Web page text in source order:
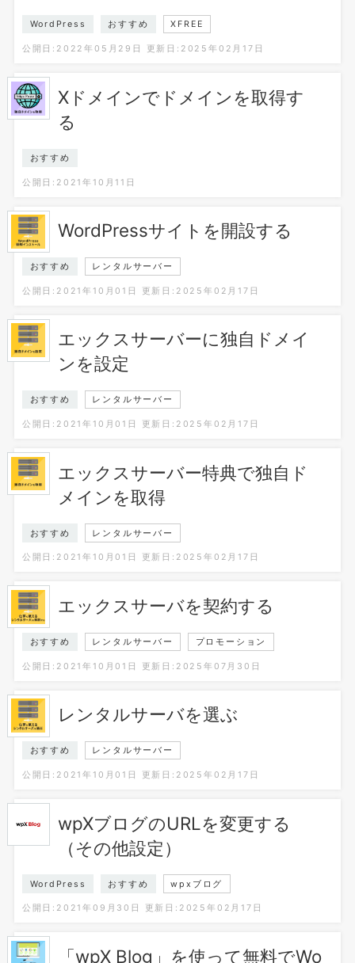
WordPress おすすめ XFREE
公開日:2022年05月29日 更新日:2025年02月17日
Xドメインでドメインを取得す
る
おすすめ
公開日:2021年10月11日
WordPressサイトを開設する
おすすめ レンタルサーバー
公開日:2021年10月01日 更新日:2025年02月17日
エックスサーバーに独自ドメイ
ンを設定
おすすめ レンタルサーバー
公開日:2021年10月01日 更新日:2025年02月17日
エックスサーバー特典で独自ド
メインを取得
おすすめ レンタルサーバー
公開日:2021年10月01日 更新日:2025年02月17日
エックスサーバを契約する
おすすめ レンタルサーバー プロモーション
公開日:2021年10月01日 更新日:2025年07月30日
レンタルサーバを選ぶ
おすすめ レンタルサーバー
公開日:2021年10月01日 更新日:2025年02月17日
wpXブログのURLを変更する
（その他設定）
WordPress おすすめ wpxブログ
公開日:2021年09月30日 更新日:2025年02月17日
「wpX Blog」を使って無料でWo